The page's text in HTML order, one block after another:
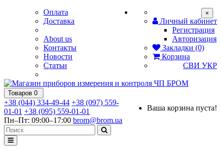
Оплата
Доставка
About us
Контакты
Новости
Статьи
Личный кабинет
Регистрация
Авторизация
Закладки (0)
Корзина
СВИ УКР
Товаров 0
Ваша корзина пуста!
+38 (044) 334-49-44 +38 (097) 559-
01-01 +38 (095) 559-01-01
Пн–Пт: 09:00–17:00 brom@brom.ua
×